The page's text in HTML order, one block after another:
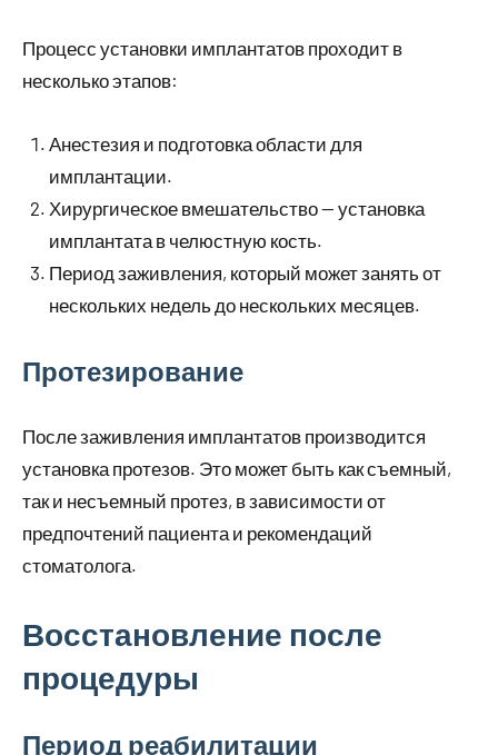
Процесс установки имплантатов проходит в
несколько этапов:
Анестезия и подготовка области для
имплантации.
Хирургическое вмешательство — установка
имплантата в челюстную кость.
Период заживления, который может занять от
нескольких недель до нескольких месяцев.
Протезирование
После заживления имплантатов производится
установка протезов. Это может быть как съемный,
так и несъемный протез, в зависимости от
предпочтений пациента и рекомендаций
стоматолога.
Восстановление после
процедуры
Период реабилитации